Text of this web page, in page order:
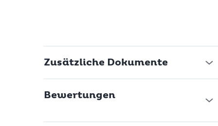
Zusätzliche Dokumente
Bewertungen